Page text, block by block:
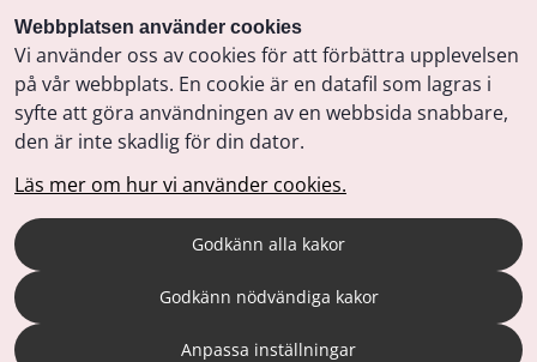
Webbplatsen använder cookies
Vi använder oss av cookies för att förbättra upplevelsen
på vår webbplats. En cookie är en datafil som lagras i
syfte att göra användningen av en webbsida snabbare,
den är inte skadlig för din dator.
Läs mer om hur vi använder cookies.
Godkänn alla kakor
Godkänn nödvändiga kakor
Anpassa inställningar